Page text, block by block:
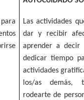
Las actividades
dar y recibir
aprender a decir
dedicar tiempo
actividades
los/as demás,
rodearte de